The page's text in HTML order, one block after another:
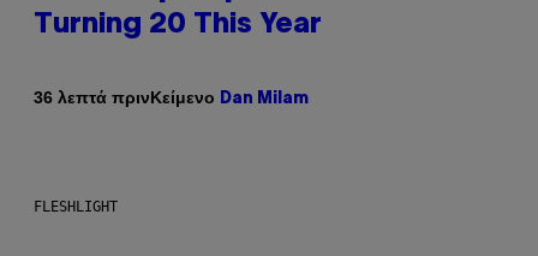
Turning 20 This Year
36 λεπτά πρινΚείμενο Dan Milam
FLESHLIGHT